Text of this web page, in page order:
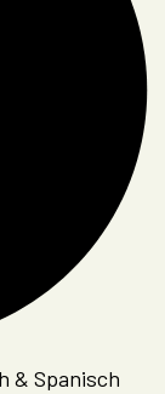
& Spanisch